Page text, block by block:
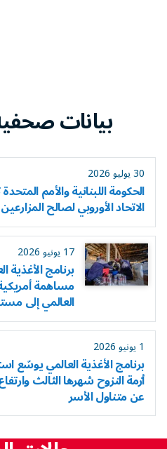
بيانات
30 يوليو 2026
الحكومة اللبنانية والأمم
الاتحاد الأوروبي لصالح
17 يونيو 2026
برنامج الأغذية
مساهمة
العالمي إلى
1 يونيو 2026
برنامج الأغذية العالمي يوسّع
أزمة النزوح شهرها الثالث
عن متناول الأسر